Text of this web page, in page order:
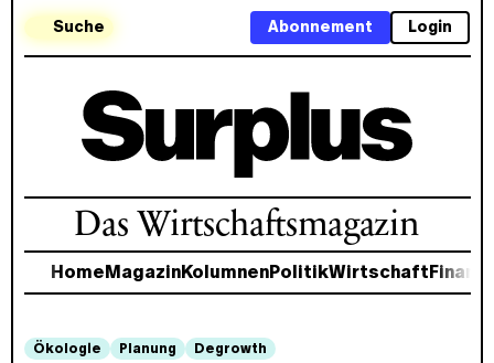
Suche Login
Abonnement
Das Wirtschaftsmagazin
Home MagazinKolumnenPolitikWirtschaft
Ökologie Planung Degrowth